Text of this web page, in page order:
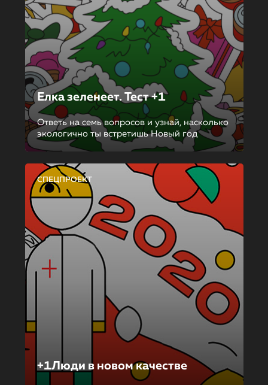
Елка зеленеет. Тест +1
Ответь на семь вопросов и узнай, насколько
экологично ты встретишь Новый год
СПЕЦПРОЕКТ
+1Люди в новом качестве